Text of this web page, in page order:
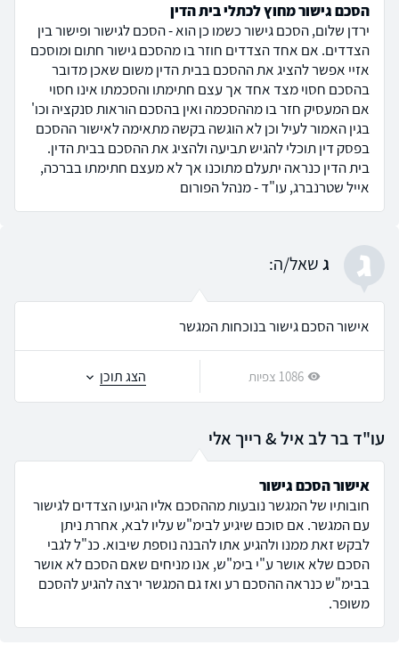
הסכם גישור מחוץ לכתלי בית הדין
ירדן שלום, הסכם גישור כשמו כן הוא - הסכם לגישור ופישור בין
הצדדים. אם אחד הצדדים חוזר בו מהסכם גישור חתום ומוסכם
אזיי אפשר להציג את ההסכם בבית הדין משום שאכן מדובר
בהסכם חסוי מצד אחד אך עצם חתימתו והסכמתו אינו חסוי
אם המעסיק חזר בו מההסכמה ואין בהסכם הוראות סנקציה וכו'
בגין האמור לעיל וכן לא הוגשה בקשה מתאימה לאישור ההסכם
בפסק דין תוכלי להגיש תביעה ולהציג את ההסכם בבית הדין.
בית הדין כנראה יתעלם מתוכנו אך לא מעצם חתימתו בברכה,
אייל שטרנברג, עו"ד - מנהל הפורום
ג גשאל/ה:
אישור הסכם גישור בנוכחות המגשר
1086 צפיות הצג תוכן
עו"ד בר לב איל & רייך אלי
אישור הסכם גישור
חובותיו של המגשר נובעות מההסכם אליו הגיעו הצדדים לגישור
עם המגשר. אם סוכם שיגיע לבימ"ש עליו לבא, אחרת ניתן
לבקש זאת ממנו ולהגיע אתו להבנה נוספת שיבוא. כנ"ל לגבי
הסכם שלא אושר ע"י בימ"ש, אנו מניחים שאם הסכם לא אושר
בבימ"ש כנראה ההסכם רע ואז גם המגשר ירצה להגיע להסכם
משופר.